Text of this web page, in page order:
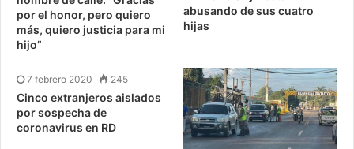
por el honor, pero quiero
más, quiero justicia para mi
hijo”
abusando de sus cuatro
hijas
7 febrero 2020 245
Cinco extranjeros aislados
por sospecha de
coronavirus en RD